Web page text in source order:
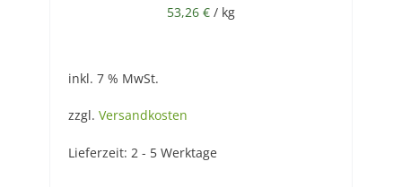
53,26 € / kg
inkl. 7 % MwSt.
zzgl. Versandkosten
Lieferzeit: 2 - 5 Werktage